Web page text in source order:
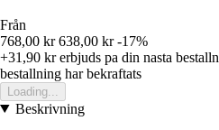
Från
768,00 kr 638,00 kr -17%
+31,90 krerbjuds pa din nasta
bestallning har bekraftats
Loading...
Beskrivning